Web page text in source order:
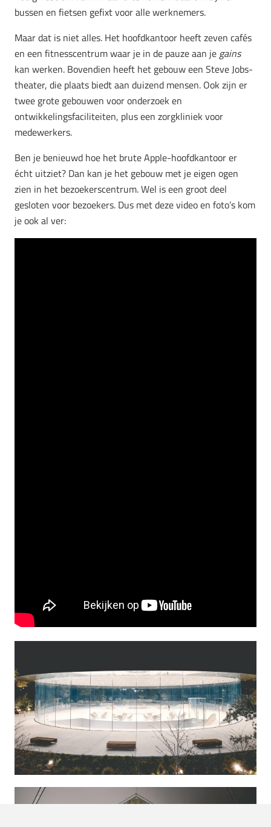
bussen en fietsen gefixt voor alle werknemers.
Maar dat is niet alles. Het hoofdkantoor heeft zeven cafés
en een fitnesscentrum waar je in de pauze aan jegains
kan werken. Bovendien heeft het gebouw een Steve Jobs-
theater, die plaats biedt aan duizend mensen. Ook zijn er
twee grote gebouwen voor onderzoek en
ontwikkelingsfaciliteiten, plus een zorgkliniek voor
medewerkers.
Ben je benieuwd hoe het brute Apple-hoofdkantoor er
écht uitziet? Dan kan je het gebouw met je eigen ogen
zien in het bezoekerscentrum. Wel is een groot deel
gesloten voor bezoekers. Dus met deze video en foto’s kom
je ook al ver: